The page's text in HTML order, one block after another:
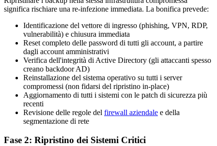
significa rischiare una re-infezione immediata. La bonifica prevede:
Identificazione del vettore di ingresso (phishing, VPN, RDP,
vulnerabilità) e chiusura immediata
Reset completo delle password di tutti gli account, a partire
dagli account amministrativi
Verifica dell'integrità di Active Directory (gli attaccanti spesso
creano backdoor AD)
Reinstallazione del sistema operativo su tutti i server
compromessi (non fidarsi del ripristino in-place)
Aggiornamento di tutti i sistemi con le patch di sicurezza più
recenti
Revisione delle regole del firewall aziendale e della
segmentazione di rete
Fase 2: Ripristino dei Sistemi Critici